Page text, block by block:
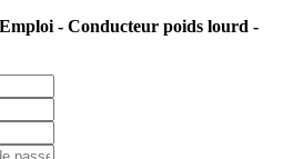
Emploi - Conducteur poids lourd -